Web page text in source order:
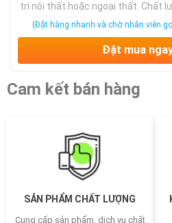
trí nội thất hoặc ngoại thất. Chất
hài lòng bất kỳ một vị khách hàng
minh tự tưới
(Đặt hàng nhanh và chờ nhân viên
Đặt mua
Cam kết bán hàng
SẢN PHẨM CHẤT LƯỢNG
Cung cấp sản phẩm, dịch vụ chất